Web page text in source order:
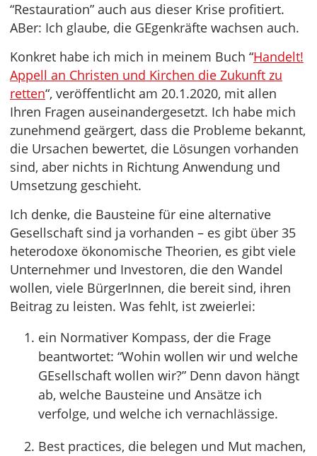
“Restauration” auch aus dieser Krise profitiert.
ABer: Ich glaube, die GEgenkräfte wachsen auch.
Konkret habe ich mich in meinem Buch “Handelt!
Appell an Christen und Kirchen die Zukunft zu
retten“, veröffentlicht am 20.1.2020, mit allen
Ihren Fragen auseinandergesetzt. Ich habe mich
zunehmend geärgert, dass die Probleme bekannt,
die Ursachen bewertet, die Lösungen vorhanden
sind, aber nichts in Richtung Anwendung und
Umsetzung geschieht.
Ich denke, die Bausteine für eine alternative
Gesellschaft sind ja vorhanden – es gibt über 35
heterodoxe ökonomische Theorien, es gibt viele
Unternehmer und Investoren, die den Wandel
wollen, viele BürgerInnen, die bereit sind, ihren
Beitrag zu leisten. Was fehlt, ist zweierlei:
ein Normativer Kompass, der die Frage
beantwortet: “Wohin wollen wir und welche
GEsellschaft wollen wir?” Denn davon hängt
ab, welche Bausteine und Ansätze ich
verfolge, und welche ich vernachlässige.
Best practices, die belegen und Mut machen,